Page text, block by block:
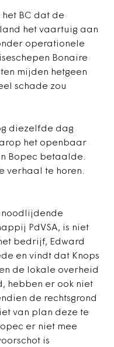
het BC dat de
het vaartuig aan
operationele
Bonaire
mijden hetgeen
schade zou
diezelfde dag
het openbaar
Bopec betaalde.
verhaal te horen.
noodlijdende
PdVSA, is niet
bedrijf, Edward
en vindt dat Knops
de lokale overheid
hebben er ook niet
de rechtsgrond
van plan deze te
er niet mee
is